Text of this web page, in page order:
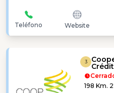
Teléfono Website
3
198 Km.